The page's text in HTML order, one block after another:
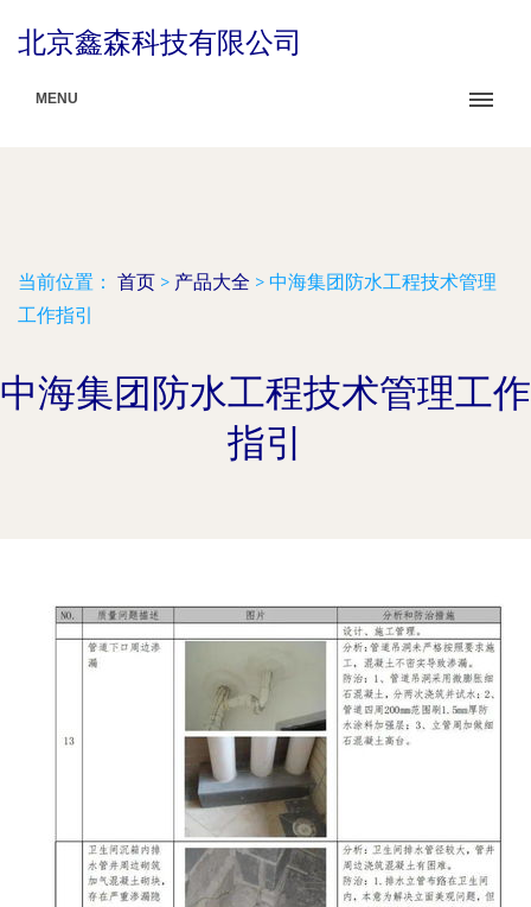
北京鑫森科技有限公司
MENU
当前位置： 首页 > 产品大全 > 中海集团防水工程技术管理
工作指引
中海集团防水工程技术管理工作
指引